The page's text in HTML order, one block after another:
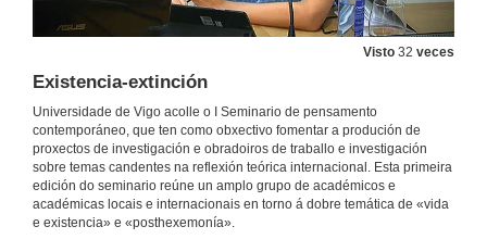
Visto 32 veces
Existencia-extinción
Universidade de Vigo acolle o I Seminario de pensamento
contemporáneo, que ten como obxectivo fomentar a produción de
proxectos de investigación e obradoiros de traballo e investigación
sobre temas candentes na reflexión teórica internacional. Esta primeira
edición do seminario reúne un amplo grupo de académicos e
académicas locais e internacionais en torno á dobre temática de «vida
e existencia» e «posthexemonía».
28 de xuño de 2019
Manuel J. Reigosa, asegura que as dúas xornadas serán exitosas, e dá por inaugurado o seminario
28 de xuño de 2019